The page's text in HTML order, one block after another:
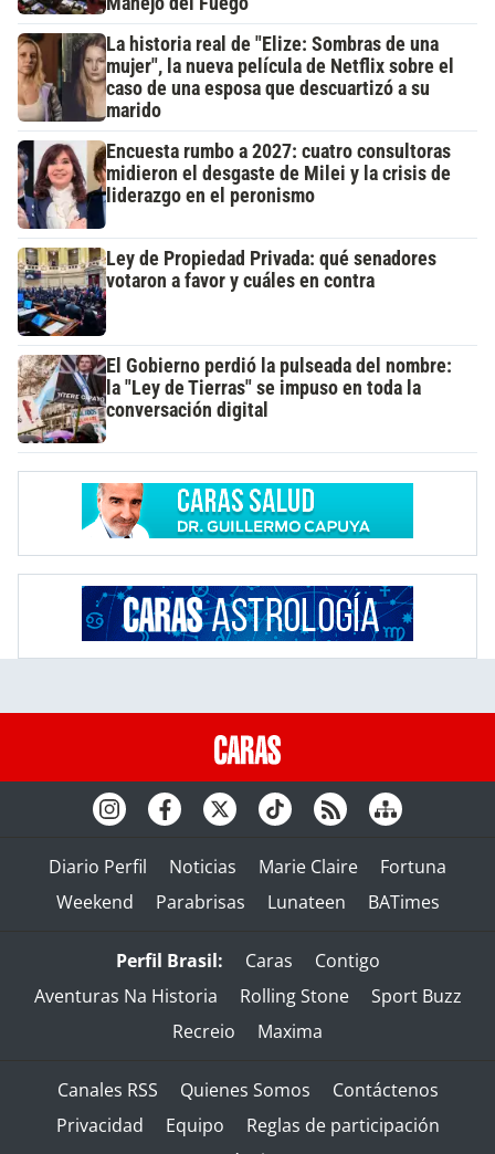
La historia real de "Elize: Sombras de una
mujer", la nueva película de Netflix sobre el
caso de una esposa que descuartizó a su
marido
Encuesta rumbo a 2027: cuatro consultoras
midieron el desgaste de Milei y la crisis de
liderazgo en el peronismo
Ley de Propiedad Privada: qué senadores
votaron a favor y cuáles en contra
El Gobierno perdió la pulseada del nombre:
la "Ley de Tierras" se impuso en toda la
conversación digital
Diario Perfil Noticias Marie Claire
Fortuna
Weekend
Parabrisas Lunateen BATimes
Perfil Brasil: Caras
Contigo
Aventuras Na Historia
Rolling Stone
Sport Buzz
Recreio
Maxima
Canales RSS Quienes Somos
Contáctenos
Privacidad
Equipo
Reglas de participación